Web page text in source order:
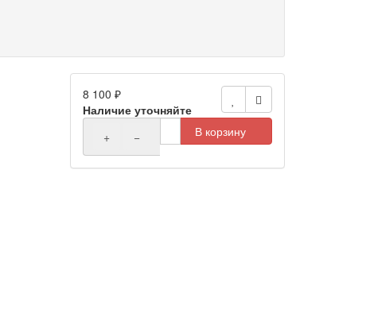
8 100 ₽
Наличие уточняйте
+
− В корзину